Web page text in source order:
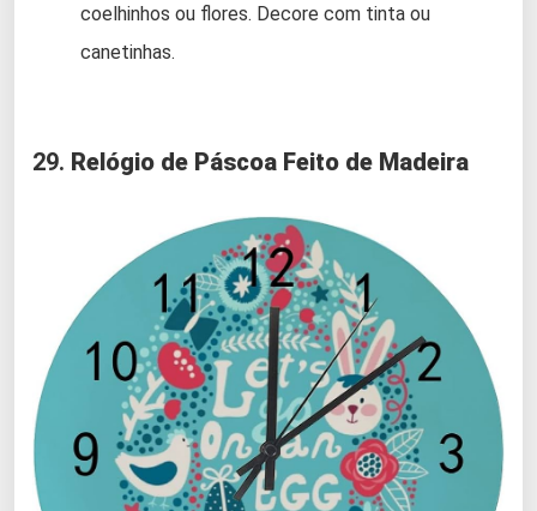
coelhinhos ou flores. Decore com tinta ou
canetinhas.
29. Relógio de Páscoa Feito de Madeira